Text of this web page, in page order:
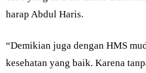
harap Abdul Haris.
“Demikian juga dengan HMS
kesehatan yang baik. Karena